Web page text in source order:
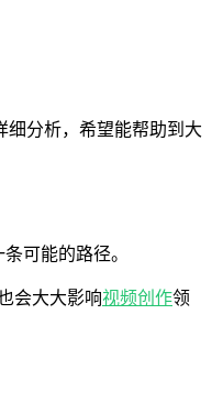
细分析，希望能帮助到大
可能的路径。
会大大影响视频创作领